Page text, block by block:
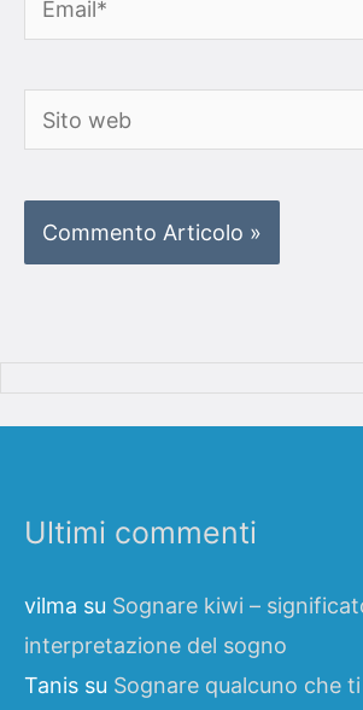
Sito
web
Ultimi commenti
vilma su Sognare kiwi –
interpretazione del sogno
Tanis su Sognare qualcuno che